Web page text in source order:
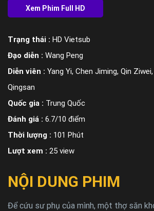
Trạng thái : HD Vietsub
Đạo diễn : Wang Peng
Diễn viên : Yang Yi, Chen Jiming, Qin
Qingsan
Quốc gia : Trung Quốc
Đánh giá : 6.7/10 điểm
Thời lượng : 101 Phút
Lượt xem : 25 view
NỘI DUNG PHIM
Để cứu sư phụ của mình, một thợ săn